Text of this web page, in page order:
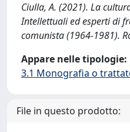
Ciulla, A. (2021). La
Intellettuali ed esperti di
comunista (1964-1981).
Appare nelle tipologie:
3.1 Monografia o
File in questo prodotto: